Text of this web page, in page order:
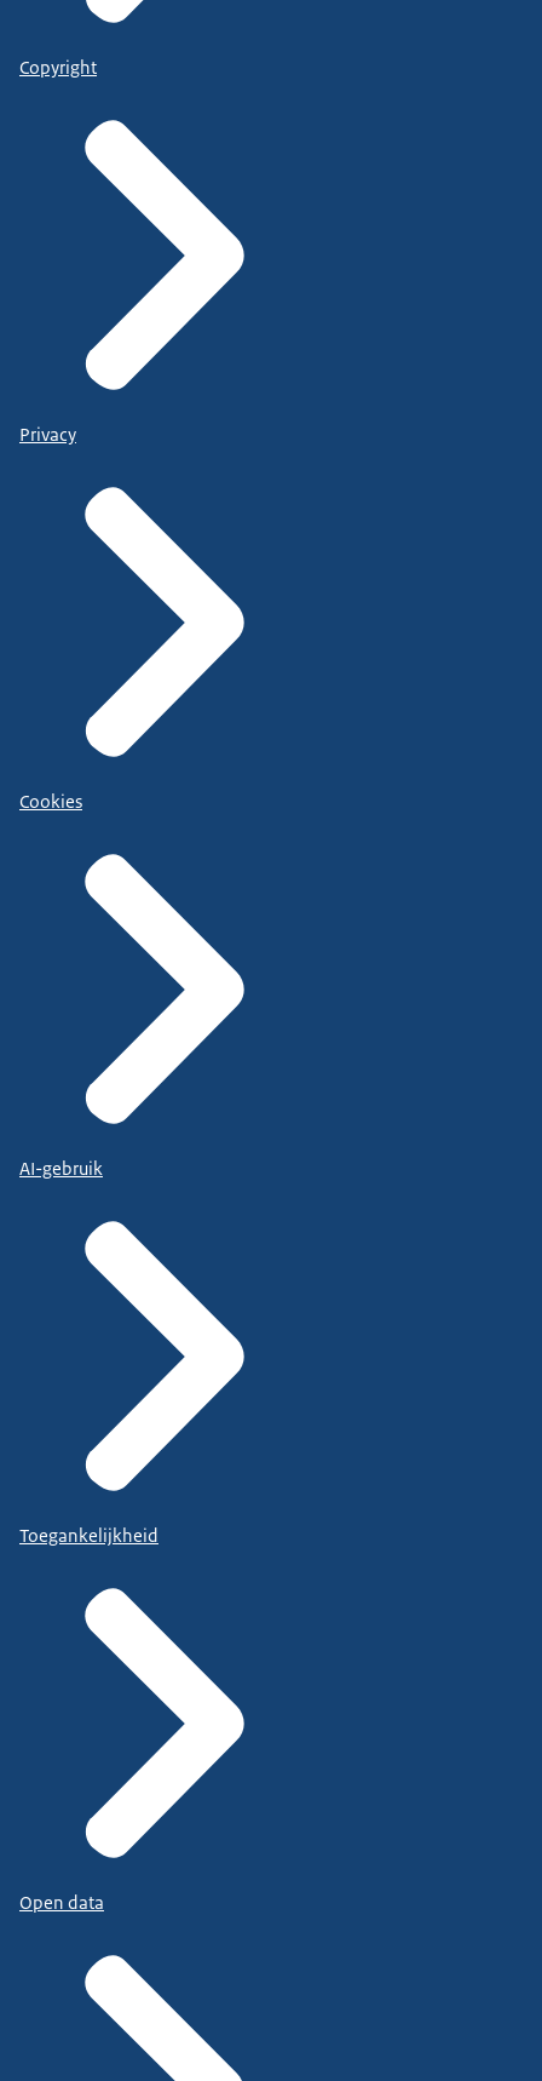
Copyright
Privacy
Cookies
AI-gebruik
Toegankelijkheid
Open data